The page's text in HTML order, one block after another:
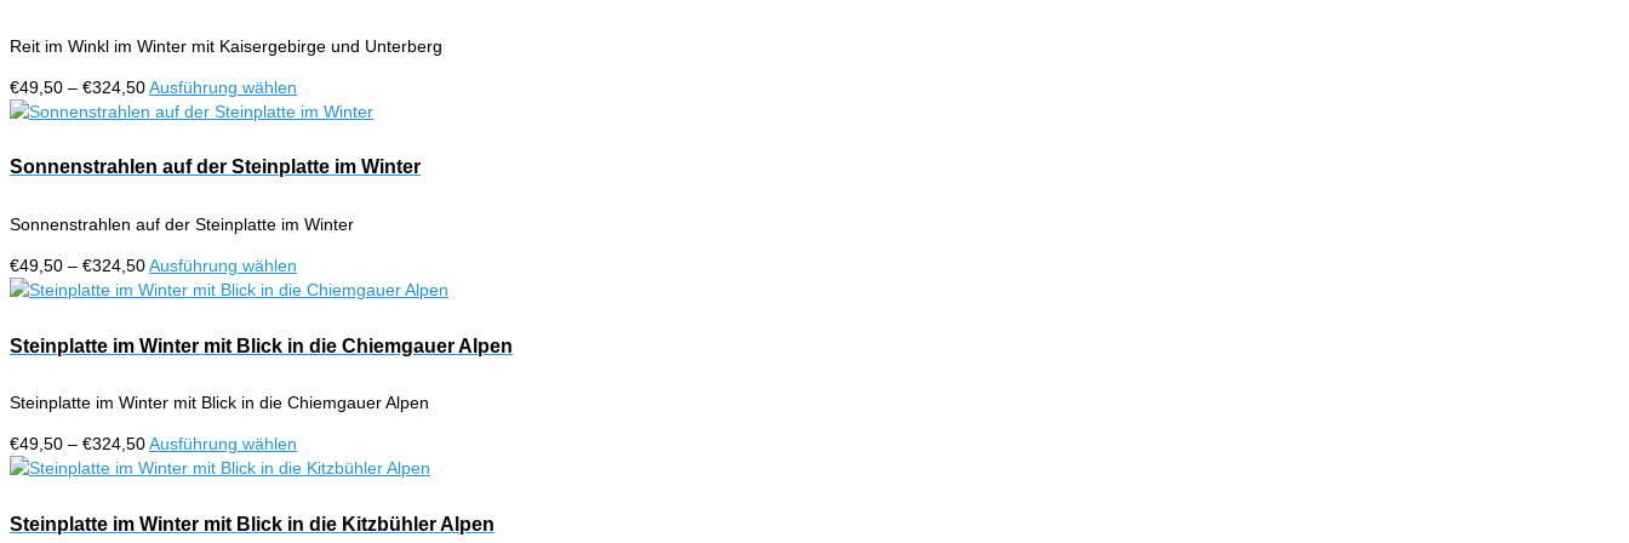
werden
Die
können
auf
Produktseite
werden
Reit im Winkl im Winter mit Kaisergebirge und Unterberg
€49,50 – €324,50Preisspanne:
€49,50
€324,50
Ausführung wählen
Produkt
mehrere
Varianten
Die
können
auf
Produktseite
werden
Sonnenstrahlen auf der Steinplatte im Winter
Sonnenstrahlen auf der Steinplatte im Winter
€49,50 – €324,50Preisspanne:
€49,50
€324,50
Ausführung wählen
Produkt
mehrere
Varianten
Die
können
auf
Produktseite
Steinplatte im Winter mit Blick in die Chiemgauer Alpen
Steinplatte im Winter mit Blick in die Chiemgauer Alpen
€49,50 – €324,50Preisspanne:
€49,50
€324,50
Ausführung wählen
Produkt
mehrere
Steinplatte im Winter mit Blick in die Kitzbühler Alpen